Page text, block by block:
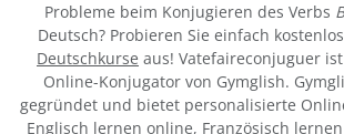
Probleme beim Konjugieren des Verbs
Deutsch? Probieren Sie einfach
Deutschkurse aus! Vatefaireconjuguer
Online-Konjugator von Gymglish.
gegründet und bietet personalisierte
Englisch lernen online, Französisch